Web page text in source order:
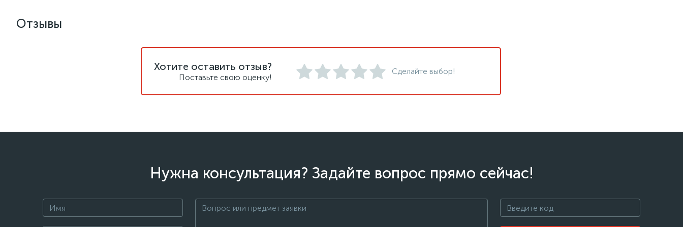
Отзывы
Хотите оставить отзыв?
Поставьте свою оценку!
Сделайте выбор!
Нужна консультация? Задайте вопрос прямо сейчас!